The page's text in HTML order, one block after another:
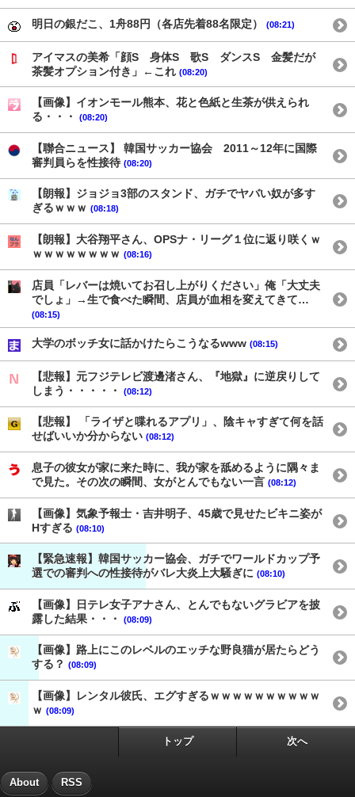
明日の銀だこ、1舟88円（各店先着88名限定） (08:21)
アイマスの美希「顔S 身体S 歌S ダンスS 金髪だが
茶髪オプション付き」←これ (08:20)
【画像】イオンモール熊本、花と色紙と生茶が供えられ
る・・・
(08:20)
【聯合ニュース】 韓国サッカー協会 2011～12年に国際
審判員らを性接待 (08:20)
【朗報】ジョジョ3部のスタンド、ガチでヤバい奴が多す
ぎるｗｗｗ (08:18)
【朗報】大谷翔平さん、OPSナ・リーグ１位に返り咲くｗ
ｗｗｗｗｗｗｗｗ (08:16)
店員「レバーは焼いてお召し上がりください」俺「大丈夫
でしょ」→生で食べた瞬間、店員が血相を変えてきて…
(08:15)
大学のボッチ女に話かけたらこうなるwww (08:15)
【悲報】元フジテレビ渡邊渚さん、『地獄』に逆戻りして
しまう・・・・・
(08:12)
【悲報】 「ライザと喋れるアプリ」、陰キャすぎて何を話
せばいいか分からない (08:12)
息子の彼女が家に来た時に、我が家を舐めるように隅々ま
で見た。その次の瞬間、女がとんでもない一言 (08:12)
【画像】気象予報士・吉井明子、45歳で見せたビキニ姿が
Hすぎる (08:10)
【緊急速報】韓国サッカー協会、ガチでワールドカップ予
選での審判への性接待がバレ大炎上大騒ぎに (08:10)
【画像】日テレ女子アナさん、とんでもないグラビアを披
露した結果・・・
(08:09)
【画像】路上にこのレベルのエッチな野良猫が居たらどう
する？ (08:09)
【画像】レンタル彼氏、エグすぎるｗｗｗｗｗｗｗｗｗｗ
ｗ (08:09)
トップ 次へ
About RSS